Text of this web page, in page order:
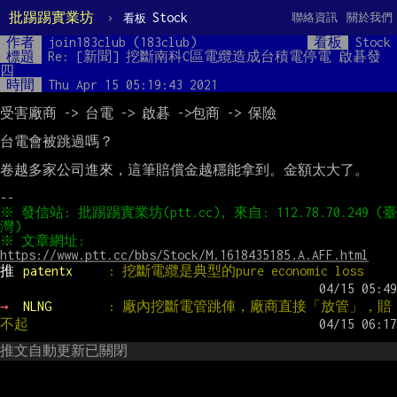
批踢踢實業坊 › 看板 Stock 關於我們
聯絡資訊
作者 join183club (183club) 看板
Stock
標題
Re: [新聞] 挖斷南科C區電纜造成台積電停電 啟碁發
四
時間
Thu Apr 15 05:19:43 2021
受害廠商 -> 台電 -> 啟碁 ->包商 -> 保險
台電會被跳過嗎？
卷越多家公司進來，這筆賠償金越穩能拿到。金額太大了。
※ 發信站: 批踢踢實業坊(ptt.cc), 來自: 112.78.70.249 (臺
https://www.ptt.cc/bbs/Stock/M.1618435185.A.AFF.html
推
patentx : 挖斷電纜是典型的pure economic loss
→ NLNG
: 廠內挖斷電管跳俥，廠商直接「放管」，賠
不起
推文自動更新已關閉